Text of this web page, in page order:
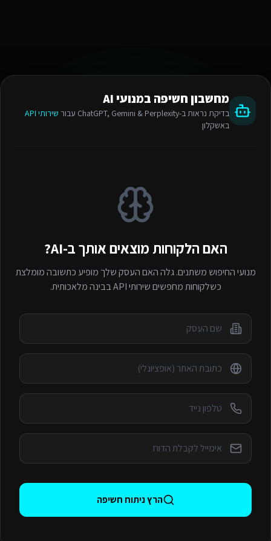
מחשבון חשיפה במנועי AI
בדיקת נראות ב-ChatGPT, Gemini & Perplexity עבור
שירותי API
באשקלון
האם הלקוחות מוצאים אותך ב-AI?
מנועי החיפוש משתנים. גלה האם העסק שלך מופיע כתשובה מומלצת
כשלקוחות מחפשיםשירותי API בבינה מלאכותית.
הרץ ניתוח חשיפה